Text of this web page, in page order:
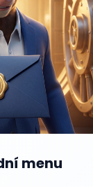
menu